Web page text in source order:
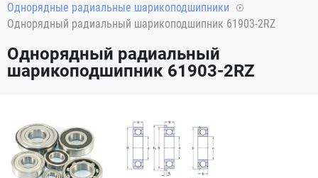
Однорядные радиальные шарикоподшипники
Однорядный радиальный шарикоподшипник 61903-2RZ
Однорядный радиальный
шарикоподшипник 61903-2RZ